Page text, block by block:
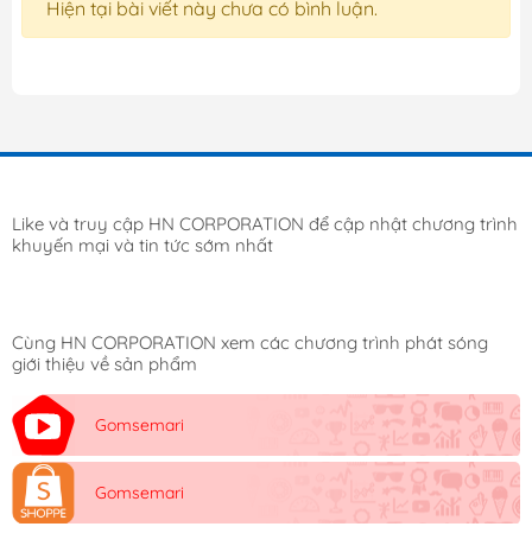
Hiện tại bài viết này chưa có bình luận.
Like và truy cập HN CORPORATION để cập nhật chương trình
khuyến mại và tin tức sớm nhất
Cùng HN CORPORATION xem các chương trình phát sóng
giới thiệu về sản phẩm
Gomsemari
Gomsemari